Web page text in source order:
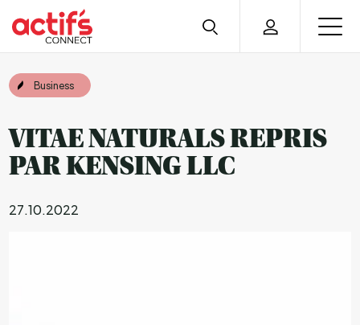
Business
VITAE NATURALS REPRIS
PAR KENSING LLC
27.10.2022